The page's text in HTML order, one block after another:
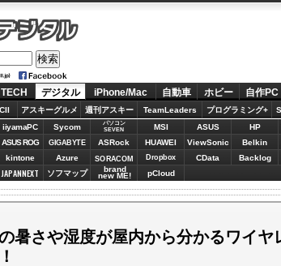
タル
TECH デジタル iPhone/Mac 自動車 ホビー 自作PC
アスキーグルメ 週刊アスキー TeamLeaders プログラミング+
iiyamaPC Sycom
パソコン
SEVEN
MSI ASUS HP
ASUS ROG GIGABYTE ASRock HUAWEI ViewSonic Belkin
kintone Azure SORACOM Dropbox CData Backlog
JAPANNEXT ソフマップ brand
new ME! pCloud
暑さや湿度が屋内から分かるワイヤ